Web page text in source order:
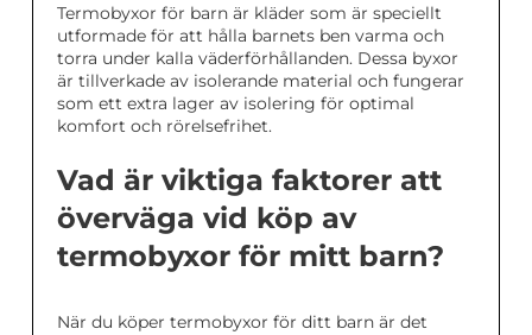
Termobyxor för barn är kläder som är speciellt
utformade för att hålla barnets ben varma och
torra under kalla väderförhållanden. Dessa byxor
är tillverkade av isolerande material och fungerar
som ett extra lager av isolering för optimal
komfort och rörelsefrihet.
Vad är viktiga faktorer att
överväga vid köp av
termobyxor för mitt barn?
När du köper termobyxor för ditt barn är det